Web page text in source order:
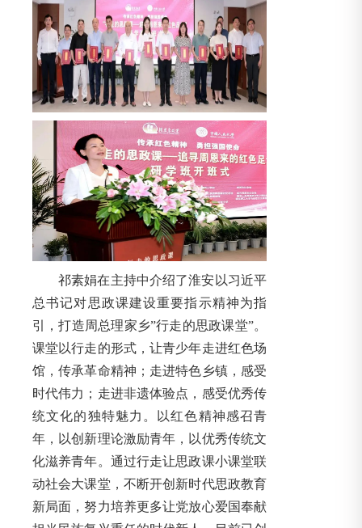
祁素娟在主持中介绍了淮安以习近平
总书记对思政课建设重要指示精神为指
引，打造周总理家乡”行走的思政课堂”。
课堂以行走的形式，让青少年走进红色场
馆，传承革命精神；走进特色乡镇，感受
时代伟力；走进非遗体验点，感受优秀传
统文化的独特魅力。以红色精神感召青
年，以创新理论激励青年，以优秀传统文
化滋养青年。通过行走让思政课小课堂联
动社会大课堂，不断开创新时代思政教育
新局面，努力培养更多让党放心爱国奉献